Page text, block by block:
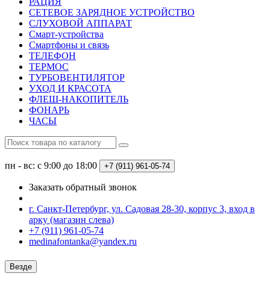
СЕТЕВОЕ ЗАРЯДНОЕ УСТРОЙСТВО
СЛУХОВОЙ АППАРАТ
Смарт-устройства
Смартфоны и связь
ТЕЛЕФОН
ТЕРМОС
ТУРБОВЕНТИЛЯТОР
УХОД И КРАСОТА
ФЛЕШ-НАКОПИТЕЛЬ
ФОНАРЬ
ЧАСЫ
пн - вс: с 9:00 до 18:00 +7 (911) 961-05-74
Заказать обратный звонок
г. Санкт-Петербург, ул. Садовая 28-30, корпус 3, вход в
арку (магазин слева)
+7 (911) 961-05-74
medinafontanka@yandex.ru
Везде